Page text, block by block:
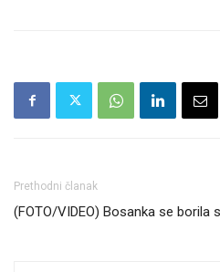
Prethodni članak
(FOTO/VIDEO) Bosanka se borila